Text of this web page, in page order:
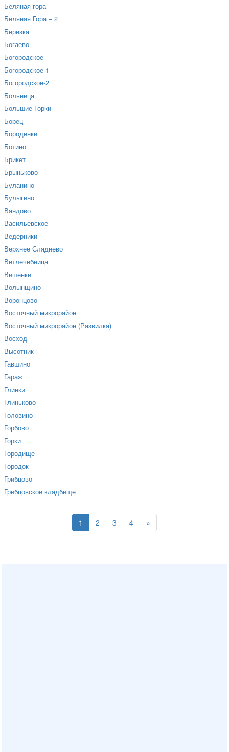
Беляная гора
Беляная Гора – 2
Березка
Богаево
Богородское
Богородское-1
Богородское-2
Больница
Большие Горки
Борец
Бородёнки
Ботино
Брикет
Брыньково
Буланино
Булыгино
Вандово
Васильевское
Ведерники
Верхнее Сляднево
Ветлечебница
Вишенки
Волынщино
Воронцово
Восточный микрорайон
Восточный микрорайон (Развилка)
Восход
Высотник
Гавшино
Гараж
Глинки
Глиньково
Головино
Горбово
Горки
Городище
Городок
Грибцово
Грибцовское кладбище
1 2 3 4 »